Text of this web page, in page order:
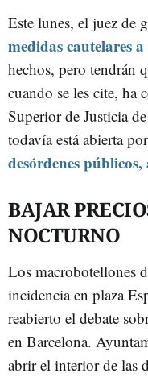
Este lunes, el juez de
medidas cautelares
hechos, pero tendrán
cuando se les cite, ha
Superior de Justicia
todavía está abierta
desórdenes
BAJAR
NOCTURNO
Los macrobotellones
incidencia en plaza
reabierto el debate
en Barcelona.
abrir el interior de las